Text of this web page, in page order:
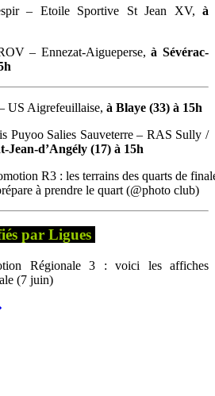
– Etoile Sportive St Jean XV, à
– Ennezat-Aigueperse,à Sévérac-
US Aigrefeuillaise, à Blaye (33) à 15h
Puyoo Salies Sauveterre – RAS Sully /
Jean-d’Angély (17) à 15h
à prendre le quart (@photo club)
par Ligues